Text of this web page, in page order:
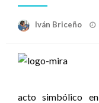
Iván Briceño
acto simbólico